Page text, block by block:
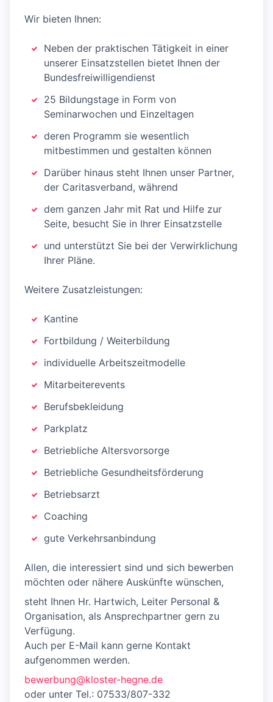
Wir bieten Ihnen:
Neben der praktischen Tätigkeit in einer
unserer Einsatzstellen bietet Ihnen der
Bundesfreiwilligendienst
25 Bildungstage in Form von
Seminarwochen und Einzeltagen
deren Programm sie wesentlich
mitbestimmen und gestalten können
Darüber hinaus steht Ihnen unser Partner,
der Caritasverband, während
dem ganzen Jahr mit Rat und Hilfe zur
Seite, besucht Sie in Ihrer Einsatzstelle
und unterstützt Sie bei der Verwirklichung
Ihrer Pläne.
Weitere Zusatzleistungen:
Kantine
Fortbildung / Weiterbildung
individuelle Arbeitszeitmodelle
Mitarbeiterevents
Berufsbekleidung
Parkplatz
Betriebliche Altersvorsorge
Betriebliche Gesundheitsförderung
Betriebsarzt
Coaching
gute Verkehrsanbindung
Allen, die interessiert sind und sich bewerben
möchten oder nähere Auskünfte wünschen,
steht Ihnen Hr. Hartwich, Leiter Personal &
Organisation, als Ansprechpartner gern zu
Verfügung.
Auch per E-Mail kann gerne Kontakt
aufgenommen werden.
bewerbung@kloster-hegne.de
oder unter Tel.: 07533/807-332